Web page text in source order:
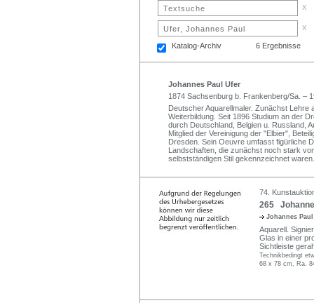
x
x
Katalog-Archiv 6 Ergebnisse
Johannes Paul Ufer
1874 Sachsenburg b. Frankenberg/Sa. –
Deutscher Aquarellmaler. Zunächst
Weiterbildung. Seit 1896 Studium an der
durch Deutschland, Belgien u. Russland,
Mitglied der Vereinigung der "Elbier",
Dresden. Sein Oeuvre umfasst figürliche
Landschaften, die zunächst noch stark
selbstständigen Stil gekennzeichnet waren.
74.
265
Johannes
Aquarell.
Glas in einer
Sichtleiste
Technikbedingt
68 x 78 cm, Ra.